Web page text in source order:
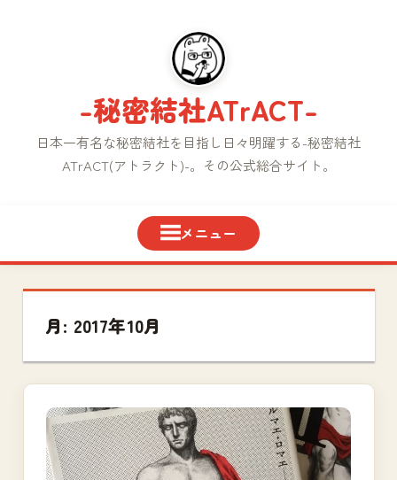
-秘密結社ATrACT-
日本一有名な秘密結社を目指し日々明躍する-秘密結社
ATrACT(アトラクト)-。その公式総合サイト。
月: 2017年10月